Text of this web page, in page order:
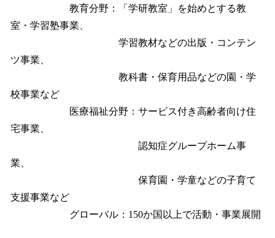
教育分野：「学研教室」を始めとする教
室・学習塾事業、
学習教材などの出版・コンテン
ツ事業、
教科書・保育用品などの園・学
校事業など
医療福祉分野：サービス付き高齢者向け住
宅事業、
認知症グループホーム事
業、
保育園・学童などの子育て
支援事業など
グローバル：150か国以上で活動・事業展開